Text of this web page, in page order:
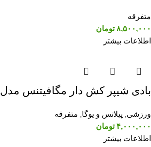
متفرقه
۸,۵۰۰,۰۰۰ تومان
اطلاعات بیشتر
بادی شیپر کش دار مگافیتنس مدل F-933-A
ورزشی, پیلاتس و یوگا, متفرقه
۴,۰۰۰,۰۰۰ تومان
اطلاعات بیشتر